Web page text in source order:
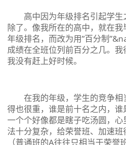
高中因为年级排名引起学生
除了。像我所在的高中，就在
年级排名，而改为用”百分制
成绩在全班位列前百分之几。
我没有赶上好时候。
在我的年级，学生的竞争相
得也很重，谁是前十名之内，
一个个好像都是瞎子吃汤圆，
法十分复杂，给荣誉班、加速
（普通班的A往往只相当于荣誉